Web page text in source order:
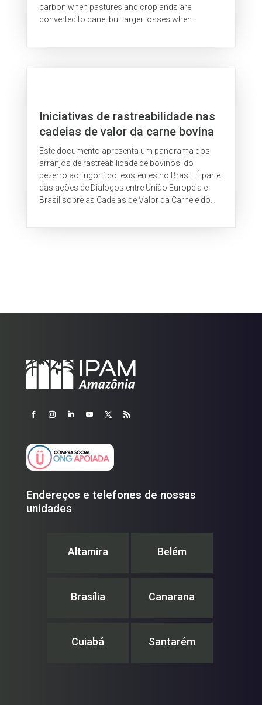
carbon when pastures and croplands are
converted to cane, but larger losses when
Iniciativas de rastreabilidade nas
cadeias de valor da carne bovina
e do couro no Brasil
Este documento apresenta um panorama dos
arranjos de rastreabilidade de bovinos, do
bezerro ao frigorífico, existentes no Brasil. É parte
das ações de Diálogos entre União Europeia e
Brasil sobre as Cadeias de Valor da Carne e do
Endereços e telefones de nossas
unidades
Altamira Belém
Brasília Canarana
Cuiabá Santarém